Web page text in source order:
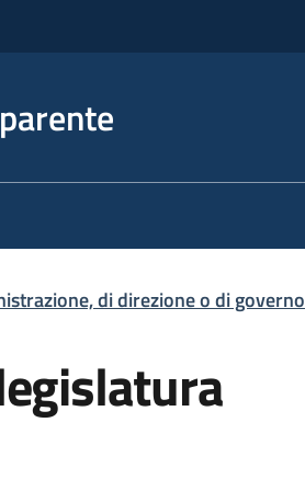
di direzione o di governo